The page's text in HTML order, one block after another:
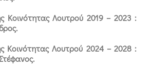
Κοινότητας Λουτρού 2019 – 2023 :
Κοινότητας Λουτρού 2024 – 2028 :